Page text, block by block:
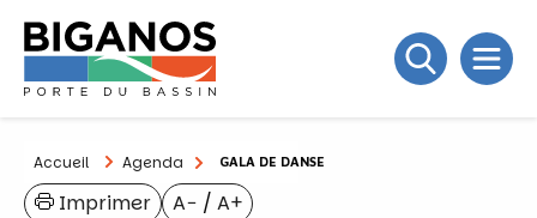
Accueil Agenda GALA DE DANSE
A− / A+
Imprimer